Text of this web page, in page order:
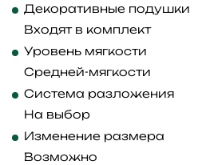
Декоративные подушки
Входят в комплект
Уровень мягкости
Средней-мягкости
Система разложения
На выбор
Изменение размера
Возможно